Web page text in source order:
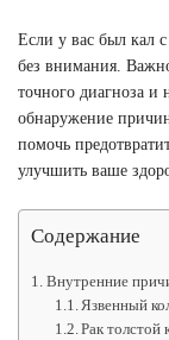
Если у вас был кал
без внимания.
точного диагноза и
обнаружение
помочь
улучшить ваше
Содержание
Внутренние
Язвенный
Рак толстой